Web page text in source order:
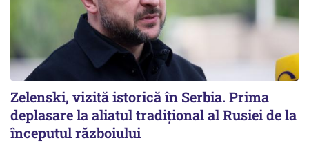
Zelenski, vizită istorică în Serbia. Prima
deplasare la aliatul tradițional al Rusiei de la
începutul războiului